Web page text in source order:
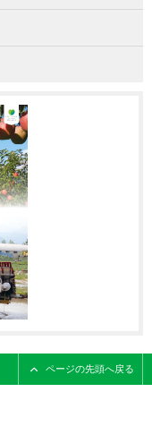
ページの先頭へ戻る